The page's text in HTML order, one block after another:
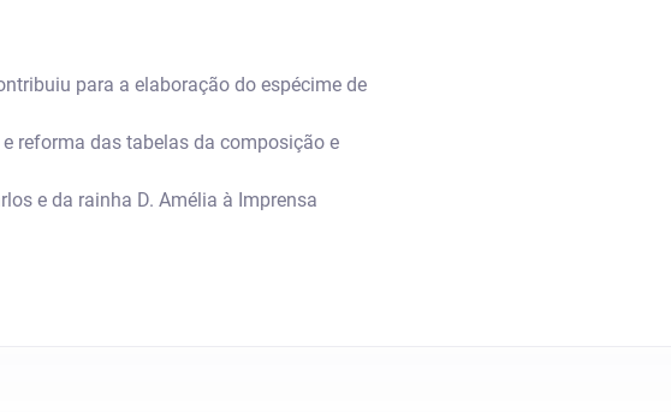
para a elaboração do espécime de
reforma das tabelas da composição e
e da rainha D. Amélia à Imprensa